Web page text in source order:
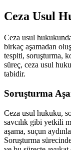
Ceza Usul
Ceza usul
birkaç aşamadan
tespiti, soruşturma,
süreç, ceza usul
tabidir.
Soruşturma
Ceza usul hukuku,
savcılık gibi yetkili
aşama, suçun
Soruşturma